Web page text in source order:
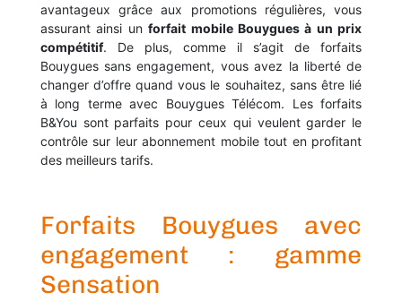
avantageux grâce aux promotions régulières, vous
assurant ainsi unforfait mobile Bouygues à un prix
compétitif. De plus, comme il s’agit de forfaits
Bouygues sans engagement, vous avez la liberté de
changer d’offre quand vous le souhaitez, sans être lié
à long terme avec Bouygues Télécom. Les forfaits
B&You sont parfaits pour ceux qui veulent garder le
contrôle sur leur abonnement mobile tout en profitant
des meilleurs tarifs.
Forfaits Bouygues avec
engagement : gamme
Sensation